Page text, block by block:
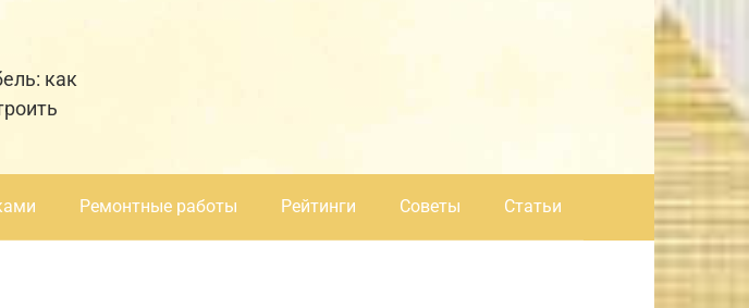
как
Ремонтные работы Рейтинги Советы Статьи